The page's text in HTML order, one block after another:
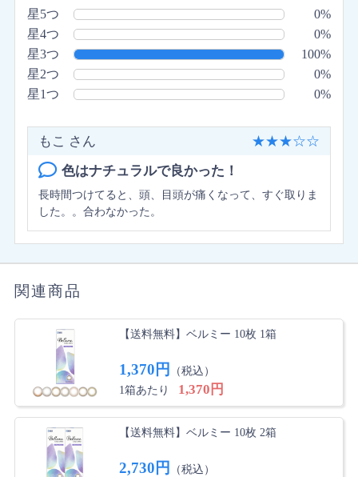
星5つ
0%
星4つ
0%
星3つ
100%
星2つ
0%
星1つ
0%
もこ さん ★★★☆☆
色はナチュラルで良かった！
長時間つけてると、頭、目頭が痛くなって、すぐ取りま
した。。合わなかった。
関連商品
【送料無料】ベルミー 10枚 1箱
1,370円
（税込）
1箱あたり
1,370円
【送料無料】ベルミー 10枚 2箱
2,730円
（税込）